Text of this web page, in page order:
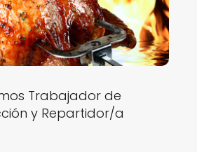
Trabajador de
y Repartidor/a